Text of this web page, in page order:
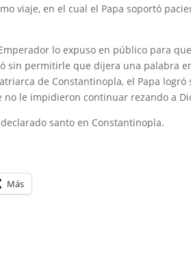
viaje, en el cual el Papa soportó
lo expuso en público para
sin permitirle que dijera una palabra
de Constantinopla, el Papa
le impidieron continuar rezando a
santo en Constantinopla.
Más